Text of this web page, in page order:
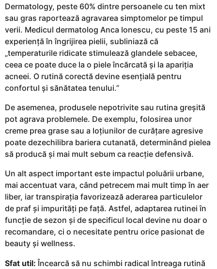
Dermatology, peste 60% dintre persoanele cu ten mixt
sau gras raportează agravarea simptomelor pe timpul
verii. Medicul dermatolog Anca Ionescu, cu peste 15 ani
experiență în îngrijirea pielii, subliniază că
„temperaturile ridicate stimulează glandele sebacee,
ceea ce poate duce la o piele încărcată și la apariția
acneei. O rutină corectă devine esențială pentru
confortul și sănătatea tenului.”
De asemenea, produsele nepotrivite sau rutina greșită
pot agrava problemele. De exemplu, folosirea unor
creme prea grase sau a loțiunilor de curățare agresive
poate dezechilibra bariera cutanată, determinând pielea
să producă și mai mult sebum ca reacție defensivă.
Un alt aspect important este impactul poluării urbane,
mai accentuat vara, când petrecem mai mult timp în aer
liber, iar transpirația favorizează aderarea particulelor
de praf și impurități pe față. Astfel, adaptarea rutinei în
funcție de sezon și de specificul local devine nu doar o
recomandare, ci o necesitate pentru orice pasionat de
beauty și wellness.
Sfat util: Încearcă să nu schimbi radical întreaga rutină